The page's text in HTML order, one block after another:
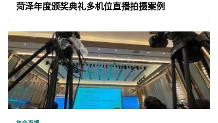
菏泽年度颁奖典礼多机位直播拍摄案例